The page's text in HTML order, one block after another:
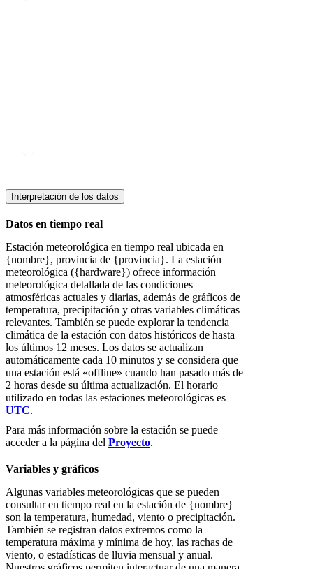
Interpretación de los datos
Datos en tiempo real
Estación meteorológica en tiempo real ubicada en
{nombre}, provincia de {provincia}. La estación
meteorológica ({hardware}) ofrece información
meteorológica detallada de las condiciones
atmosféricas actuales y diarias, además de gráficos de
temperatura, precipitación y otras variables climáticas
relevantes. También se puede explorar la tendencia
climática de la estación con datos históricos de hasta
los últimos 12 meses. Los datos se actualizan
automáticamente cada 10 minutos y se considera que
una estación está «offline» cuando han pasado más de
2 horas desde su última actualización. El horario
utilizado en todas las estaciones meteorológicas es
UTC.
Para más información sobre la estación se puede
acceder a la página del Proyecto.
Variables y gráficos
Algunas variables meteorológicas que se pueden
consultar en tiempo real en la estación de {nombre}
son la temperatura, humedad, viento o precipitación.
También se registran datos extremos como la
temperatura máxima y mínima de hoy, las rachas de
viento, o estadísticas de lluvia mensual y anual.